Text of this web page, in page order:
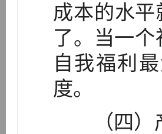
成本的水
了。当一
自我福利
度。
（四）产